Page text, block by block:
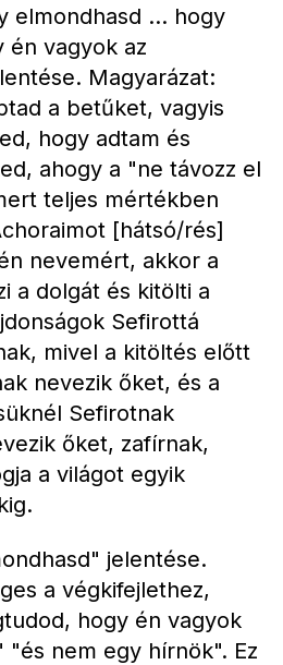
elmondhasd ... hogy
én vagyok az
Magyarázat:
a betűket, vagyis
hogy adtam és
ahogy a "ne távozz el
teljes mértékben
[hátsó/rés]
nevemért, akkor a
a dolgát és kitölti a
Sefirottá
mivel a kitöltés előtt
nevezik őket, és a
Sefirotnak
őket, zafírnak,
a világot egyik
jelentése.
a végkifejlethez,
hogy én vagyok
"és nem egy hírnök". Ez